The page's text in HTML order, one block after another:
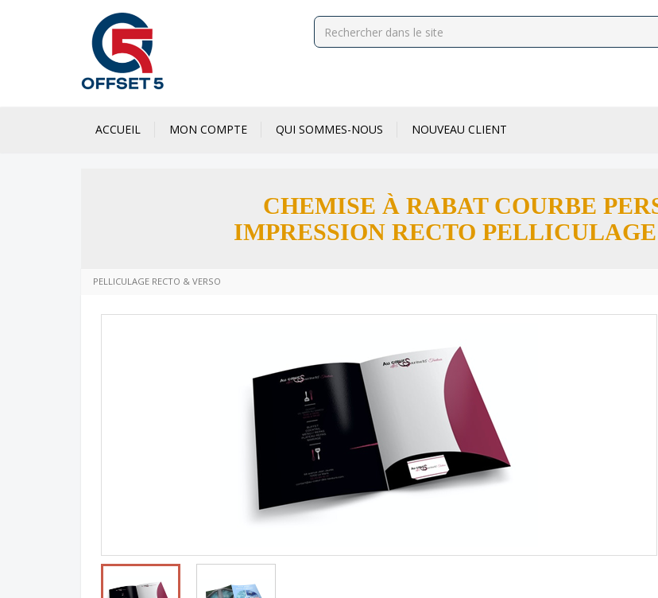
ACCUEIL MON COMPTE QUI SOMMES-NOUS NOUVEAU CLIENT
CHEMISE À RABAT COURBE
IMPRESSION RECTO
PELLICULAGE RECTO & VERSO